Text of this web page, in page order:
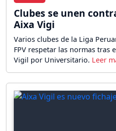
Clubes se unen
Aixa Vigi
Varios clubes de la Liga
FPV respetar las normas tras
Vigil por Universitario.